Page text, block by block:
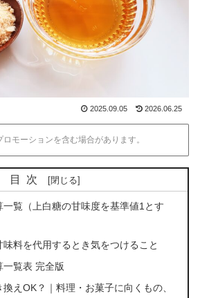
2025.09.05 2026.06.25
モーションを含む場合があります。
目次
一覧（上白糖の甘味度を基準値1とす
味料を代用するとき気をつけること
一覧表 完全版
えOK？｜料理・お菓子に向くもの、